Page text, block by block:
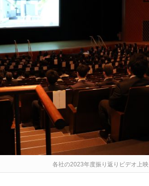
各社の2023年度振り返りビデオ上映